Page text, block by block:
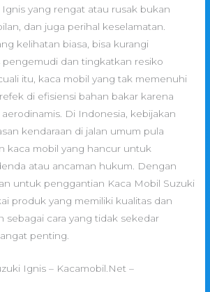
yang rengat atau rusak bukan
dan juga perihal keselamatan.
kelihatan biasa, bisa kurangi
pengemudi dan tingkatkan resiko
itu, kaca mobil yang tak memenuhi
di efisiensi bahan bakar karena
Di Indonesia, kebijakan
kendaraan di jalan umum pula
kaca mobil yang hancur untuk
atau ancaman hukum. Dengan
untuk penggantian Kaca Mobil Suzuki
produk yang memiliki kualitas dan
sebagai cara yang tidak sekedar
penting.
Ignis – Kacamobil.Net –